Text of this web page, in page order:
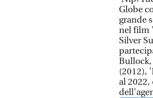
Globe
grande
nel film
Silver
Bullock,
(2012),
al